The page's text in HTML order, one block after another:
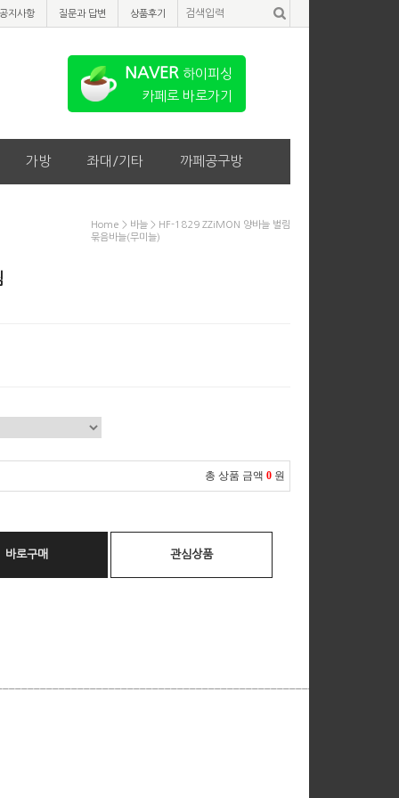
공지사항 질문과 답변 상품후기
가방 좌대/기타 까페공구방
NAVER 하이피싱
카페로 바로가기
Home > 바늘 > HF-1829 ZZiMON 양바늘 벌림
묶음바늘(무미늘)
총 상품 금액 0 원
바로구매 관심상품